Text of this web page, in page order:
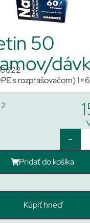
50
s rozprašovačom)
-
Pridať do košíka
Kúpiť hneď